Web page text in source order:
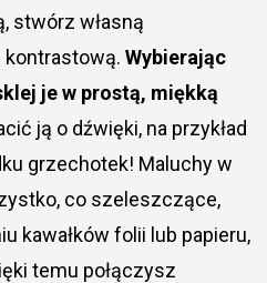
stwórz własną
Wybierając
je w prostą, miękką
ją o dźwięki, na przykład
grzechotek! Maluchy w
co szeleszczące,
kawałków folii lub papieru,
temu połączysz